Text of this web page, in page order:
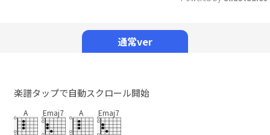
通常ver
楽譜タップで自動スクロール開始
A Emaj7 A Emaj7